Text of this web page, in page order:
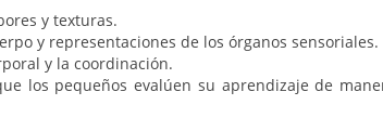
y texturas.
y representaciones de los órganos sensoriales.
y la coordinación.
los pequeños evalúen su aprendizaje de